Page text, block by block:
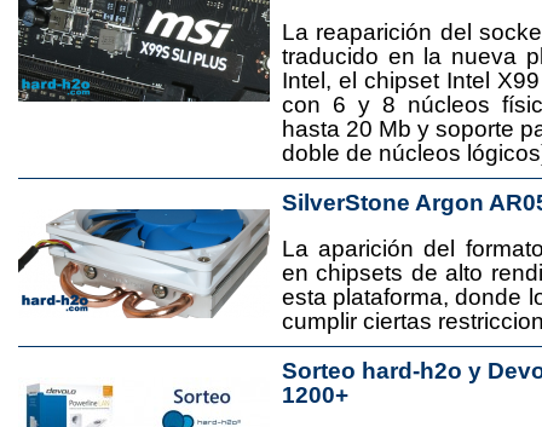
La reaparición del
traducido en la nueva
Intel, el chipset Intel
con 6 y 8 núcleos
hasta 20 Mb y soporte
doble de núcleos
SilverStone Argon
La aparición del
en chipsets de alto
esta plataforma, donde
cumplir ciertas
Sorteo hard-h2o y
1200+